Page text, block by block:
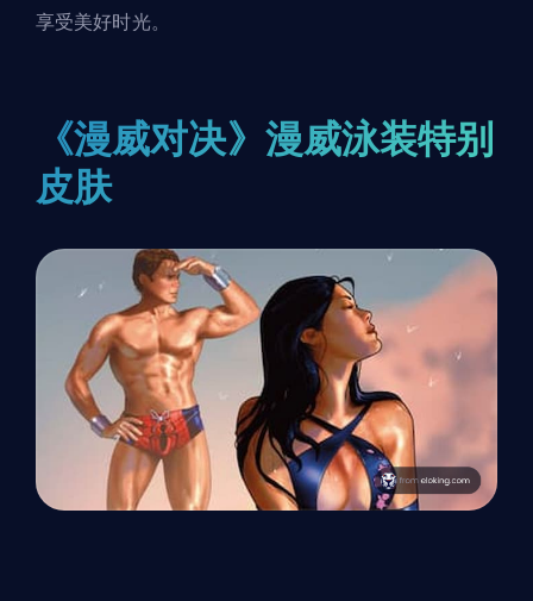
享受美好时光。
《漫威对决》漫威泳装特别
皮肤